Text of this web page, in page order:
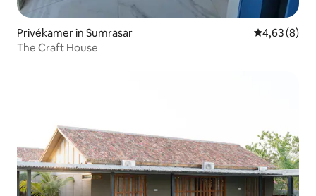
Privékamer in Sumrasar Gemiddelde
4,63 (8)
The Craft House